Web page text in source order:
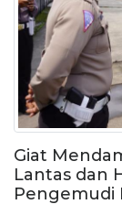
Giat
Lantas dan
Pengemudi